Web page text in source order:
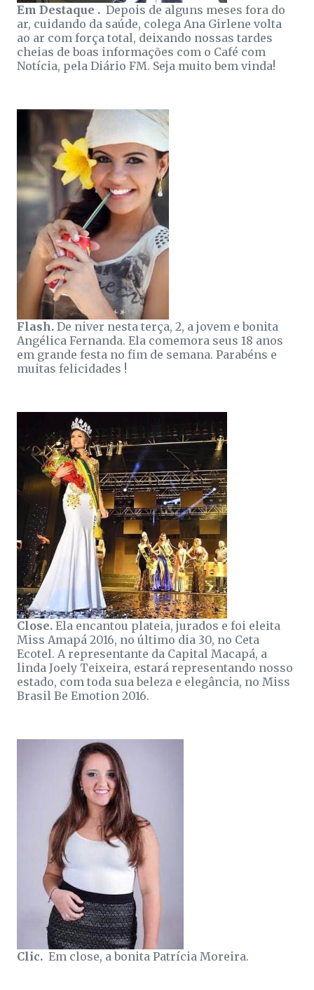
Em Destaque . Depois de alguns meses fora do
ar, cuidando da saúde, colega Ana Girlene volta
ao ar com força total, deixando nossas tardes
cheias de boas informações com o Café com
Notícia, pela Diário FM. Seja muito bem vinda!
Flash. De niver nesta terça, 2, a jovem e bonita
Angélica Fernanda. Ela comemora seus 18 anos
em grande festa no fim de semana. Parabéns e
muitas felicidades !
Close. Ela encantou plateia, jurados e foi eleita
Miss Amapá 2016, no último dia 30, no Ceta
Ecotel. A representante da Capital Macapá, a
linda Joely Teixeira, estará representando nosso
estado, com toda sua beleza e elegância, no Miss
Brasil Be Emotion 2016.
Clic. Em close, a bonita Patrícia Moreira.